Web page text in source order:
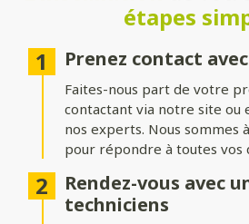
Un carport pour
Que vous vouliez protéger une voiture
proposons des modèles adaptés pour
carports pour voitures offrent une
des dimensions standards, tandis que
sont spécialement conçues pour
Une structure
besoins
étapes
Prenez contact
Faites-nous part de votre
contactant via notre site ou
nos experts. Nous sommes
pour répondre à toutes vos
Rendez-vous avec
techniciens